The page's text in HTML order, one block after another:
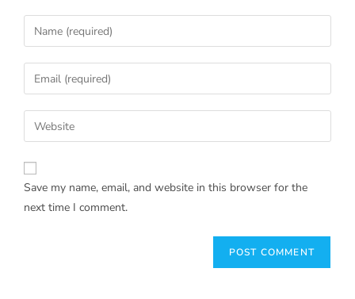
Save my name, email, and website in this browser for the
next time I comment.